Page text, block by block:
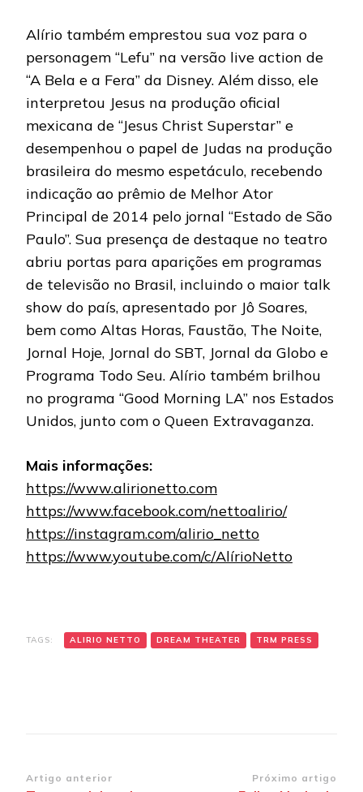
Alírio também emprestou sua voz para o
personagem “Lefu” na versão live action de
“A Bela e a Fera” da Disney. Além disso, ele
interpretou Jesus na produção oficial
mexicana de “Jesus Christ Superstar” e
desempenhou o papel de Judas na produção
brasileira do mesmo espetáculo, recebendo
indicação ao prêmio de Melhor Ator
Principal de 2014 pelo jornal “Estado de São
Paulo”. Sua presença de destaque no teatro
abriu portas para aparições em programas
de televisão no Brasil, incluindo o maior talk
show do país, apresentado por Jô Soares,
bem como Altas Horas, Faustão, The Noite,
Jornal Hoje, Jornal do SBT, Jornal da Globo e
Programa Todo Seu. Alírio também brilhou
no programa “Good Morning LA” nos Estados
Unidos, junto com o Queen Extravaganza.
Mais informações:
https://www.alirionetto.com
https://www.facebook.com/nettoalirio/
https://instagram.com/alirio_netto
https://www.youtube.com/c/AlírioNetto
TAGS: ALIRIO NETTO DREAM THEATER TRM PRESS
Navegação
Artigo anterior Próximo artigo